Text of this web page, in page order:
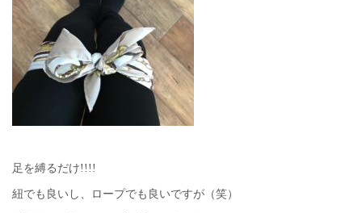
足を縛るだけ!!!!
紐でも良いし、ロープでも良いですが（笑）